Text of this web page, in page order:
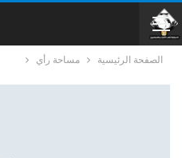
الصفحة الرئيسية مساحة رأي